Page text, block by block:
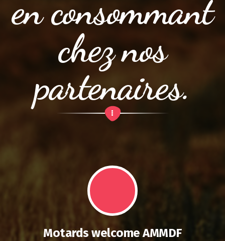
en consommant
chez nos
partenaires.
Motards welcome AMMDF